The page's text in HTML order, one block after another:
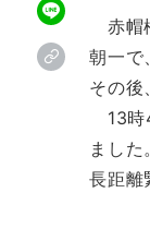
赤帽
朝一で
その後
13時
ました
長距離